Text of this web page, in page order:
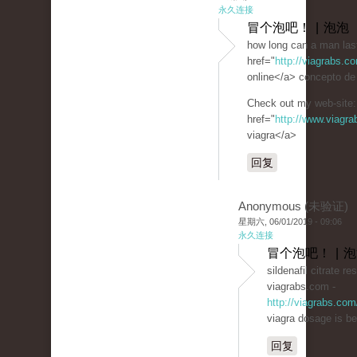
永久连接
冒个泡吧！ | 泡泡
how long can a man
href=" http://
online</a> concepto
Check out my web-
href=" http://
viagra</a>
回复
Anonymous (未验证)
星期六, 06/01/2019 - 09:06
永久连接
冒个泡吧！ |
sildenafil citrate
viagrabs.com -
http://
viagra dosage is
回复